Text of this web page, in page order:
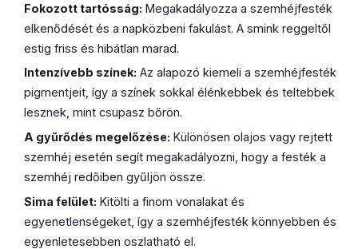
Fokozott tartósság: Megakadályozza a szemhéjfesték
elkenődését és a napközbeni fakulást. A smink reggeltől
estig friss és hibátlan marad.
Intenzívebb színek: Az alapozó kiemeli a szemhéjfesték
pigmentjeit, így a színek sokkal élénkebbek és teltebbek
lesznek, mint csupasz bőrön.
A gyűrődés megelőzése: Különösen olajos vagy rejtett
szemhéj esetén segít megakadályozni, hogy a festék a
szemhéj redőiben gyűljön össze.
Sima felület: Kitölti a finom vonalakat és
egyenetlenségeket, így a szemhéjfesték könnyebben és
egyenletesebben oszlatható el.